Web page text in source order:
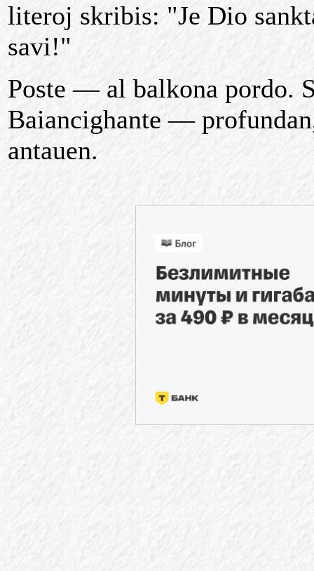
literoj skribis: "Je Dio
savi!"
Poste — al balkona pordo.
Baiancighante —
antauen.